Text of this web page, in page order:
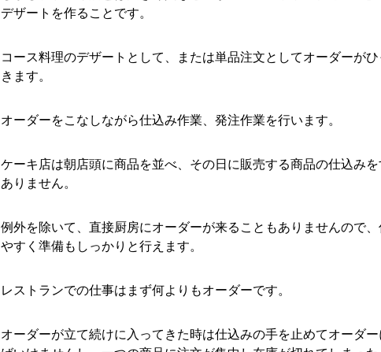
デザートを作ることです。
コース料理のデザートとして、または単品注文としてオーダーが
きます。
オーダーをこなしながら仕込み作業、発注作業を行います。
ケーキ店は朝店頭に商品を並べ、その日に販売する商品の仕込み
ありません。
例外を除いて、直接厨房にオーダーが来ることもありませんので
やすく準備もしっかりと行えます。
レストランでの仕事はまず何よりもオーダーです。
オーダーが立て続けに入ってきた時は仕込みの手を止めてオーダ